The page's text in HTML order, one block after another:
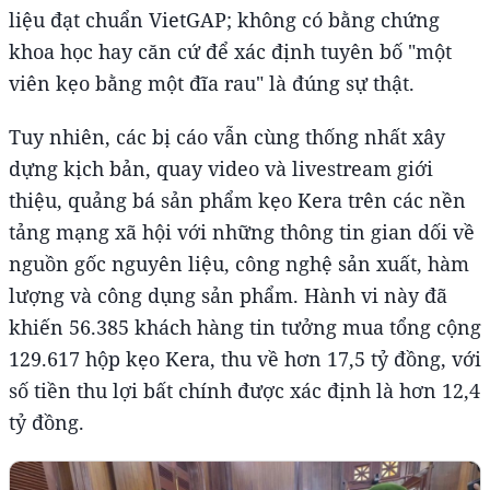
liệu đạt chuẩn VietGAP; không có bằng chứng
khoa học hay căn cứ để xác định tuyên bố "một
viên kẹo bằng một đĩa rau" là đúng sự thật.
Tuy nhiên, các bị cáo vẫn cùng thống nhất xây
dựng kịch bản, quay video và livestream giới
thiệu, quảng bá sản phẩm kẹo Kera trên các nền
tảng mạng xã hội với những thông tin gian dối về
nguồn gốc nguyên liệu, công nghệ sản xuất, hàm
lượng và công dụng sản phẩm. Hành vi này đã
khiến 56.385 khách hàng tin tưởng mua tổng cộng
129.617 hộp kẹo Kera, thu về hơn 17,5 tỷ đồng, với
số tiền thu lợi bất chính được xác định là hơn 12,4
tỷ đồng.